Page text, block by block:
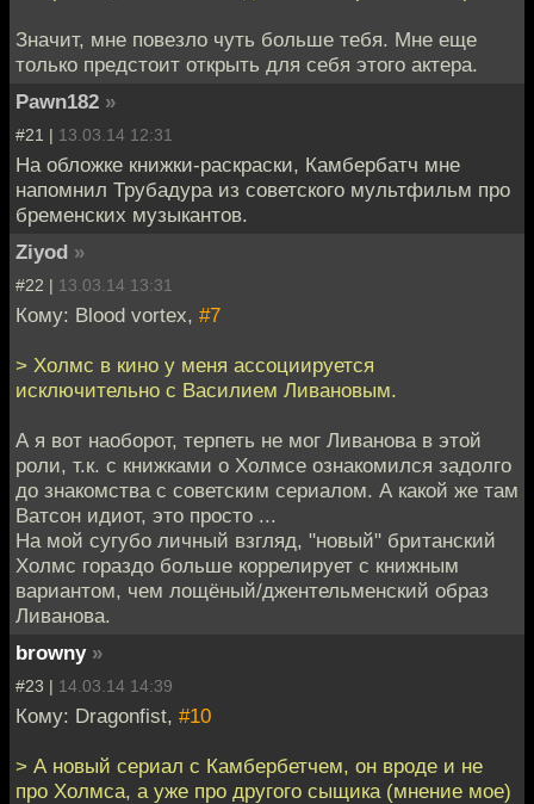
Значит, мне повезло чуть больше тебя. Мне еще
только предстоит открыть для себя этого актера.
Pawn182 »
#21 | 13.03.14 12:31
На обложке книжки-раскраски, Камбербатч мне
напомнил Трубадура из советского мультфильм про
бременских музыкантов.
Ziyod »
#22 | 13.03.14 13:31
Кому: Blood vortex, #7
> Холмс в кино у меня ассоциируется
исключительно с Василием Ливановым.
А я вот наоборот, терпеть не мог Ливанова в этой
роли, т.к. с книжками о Холмсе ознакомился задолго
до знакомства с советским сериалом. А какой же там
Ватсон идиот, это просто ...
На мой сугубо личный взгляд, "новый" британский
Холмс гораздо больше коррелирует с книжным
вариантом, чем лощёный/джентельменский образ
Ливанова.
browny »
#23 | 14.03.14 14:39
Кому: Dragonfist, #10
> А новый сериал с Камбербетчем, он вроде и не
про Холмса, а уже про другого сыщика (мнение мое)